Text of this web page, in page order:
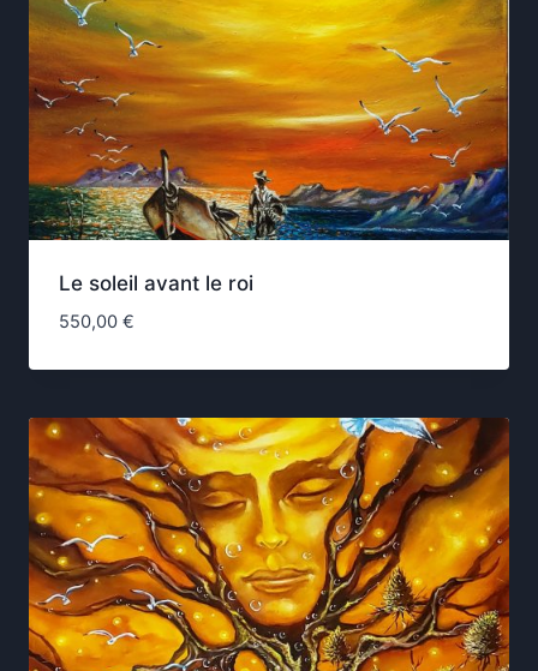
Le soleil avant le roi
550,00 €